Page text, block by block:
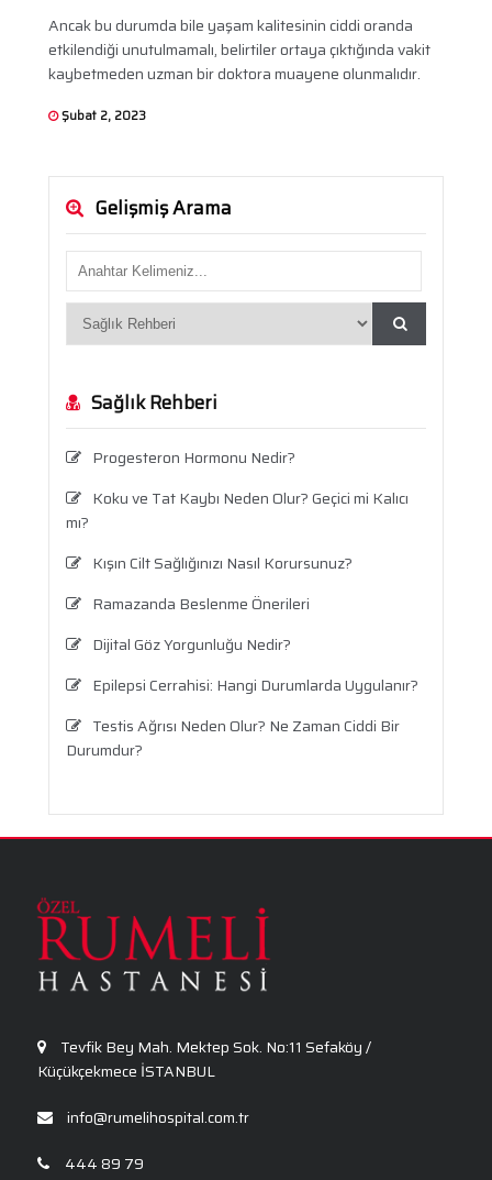
Ancak bu durumda bile yaşam kalitesinin ciddi oranda
etkilendiği unutulmamalı, belirtiler ortaya çıktığında vakit
kaybetmeden uzman bir doktora muayene olunmalıdır.
Şubat 2, 2023
Gelişmiş Arama
Sağlık Rehberi
Progesteron Hormonu Nedir?
Koku ve Tat Kaybı Neden Olur? Geçici mi Kalıcı
mı?
Kışın Cilt Sağlığınızı Nasıl Korursunuz?
Ramazanda Beslenme Önerileri
Dijital Göz Yorgunluğu Nedir?
Epilepsi Cerrahisi: Hangi Durumlarda Uygulanır?
Testis Ağrısı Neden Olur? Ne Zaman Ciddi Bir
Durumdur?
Aronya Faydaları Nelerdir?
Kalp Ritim Bozukluğu
Anksiyete Bozukluğu: Belirtiler, Nedenler, Tanı
ve Etkili Tedavi Seçenekleri
Tevfik Bey Mah. Mektep Sok. No:11 Sefaköy /
Küçükçekmece İSTANBUL
info@rumelihospital.com.tr
444 89 79